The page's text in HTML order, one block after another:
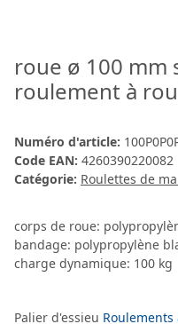
roue ø 100 mm
roulement à
Numéro d'article:
Code EAN: 4260390220082
Catégorie: Roulettes de
corps de roue:
bandage: polypropylène
charge dynamique: 100 kg
Palier d'essieu